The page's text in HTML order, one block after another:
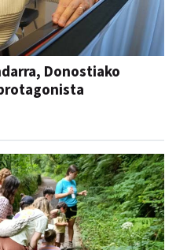
Donostiako